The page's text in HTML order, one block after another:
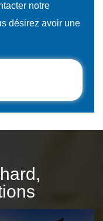
notre
désirez avoir une